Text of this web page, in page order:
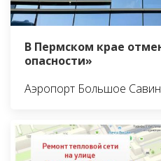
В Пермском крае
опасности»
Аэропорт Большое